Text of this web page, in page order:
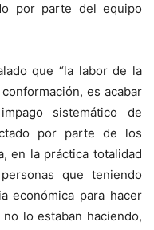
por parte del equipo
que “la labor de la
es acabar
sistemático de
por parte de los
en la práctica totalidad
que teniendo
económica para hacer
lo estaban haciendo,